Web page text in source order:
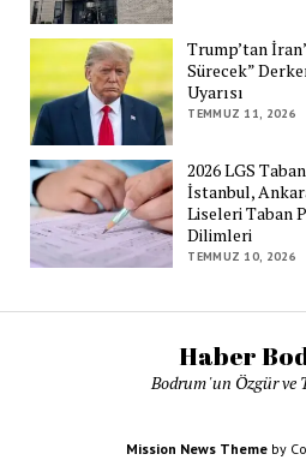
Trump’tan
Sürecek”
Uyarısı
TEMMUZ 11, 2026
2026 LGS
İstanbul,
Liseleri Taban
Dilimleri
TEMMUZ 10, 2026
Haber
Bodrum 'un Özgür ve
Mission News Theme by